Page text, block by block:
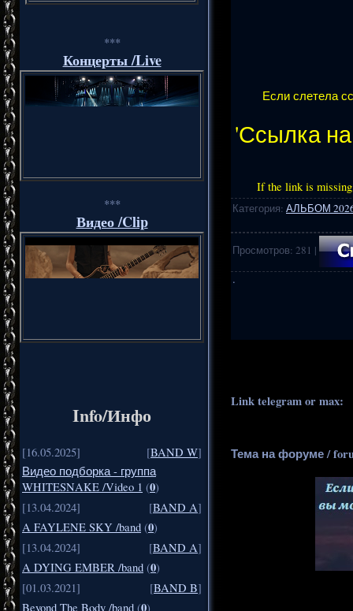
***
Концерты /Live
***
Видео /Clip
Info/Инфо
[16.05.2025] [BAND W]
Видео подборка - группа
WHITESNAKE /Video 1 (0)
[13.04.2024]
[BAND A]
A FAYLENE SKY /band (0)
[13.04.2024]
[BAND A]
A DYING EMBER /band (0)
[01.03.2021]
[BAND B]
Beyond The Body /band ( )
Если слетела
'Ссылка
If the link is
Категория: АЛЬБОМ
Просмотров: 281 |
·
Link telegram or max:
Тема на форуме /